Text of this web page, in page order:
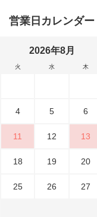
営業日カレンダー
2026年8月
火 水 木
4 5 6
11 12 13
18 19 20
25 26 27